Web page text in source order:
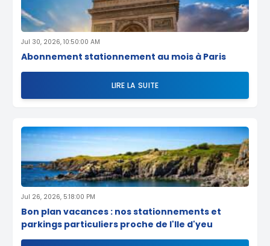
Jul 30, 2026, 10:50:00 AM
Abonnement stationnement au mois à Paris
LIRE LA SUITE
Jul 26, 2026, 5:18:00 PM
Bon plan vacances : nos stationnements et
parkings particuliers proche de l'Ile d'yeu